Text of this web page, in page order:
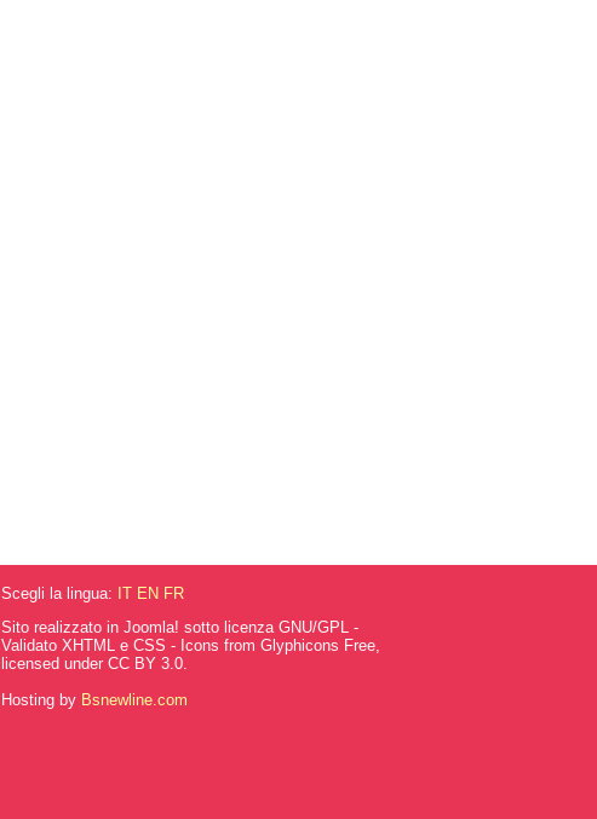
Scegli la lingua: IT EN FR
Sito realizzato in Joomla! sotto licenza GNU/GPL -
Validato XHTML e CSS - Icons from Glyphicons Free,
licensed under CC BY 3.0.
Hosting by Bsnewline.com